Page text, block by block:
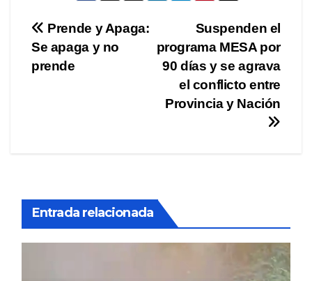
Navegación
de
Suspenden el
programa MESA por
90 días y se agrava
el conflicto entre
Provincia y Nación
Prende y Apaga:
Se apaga y no
prende
Entrada relacionada